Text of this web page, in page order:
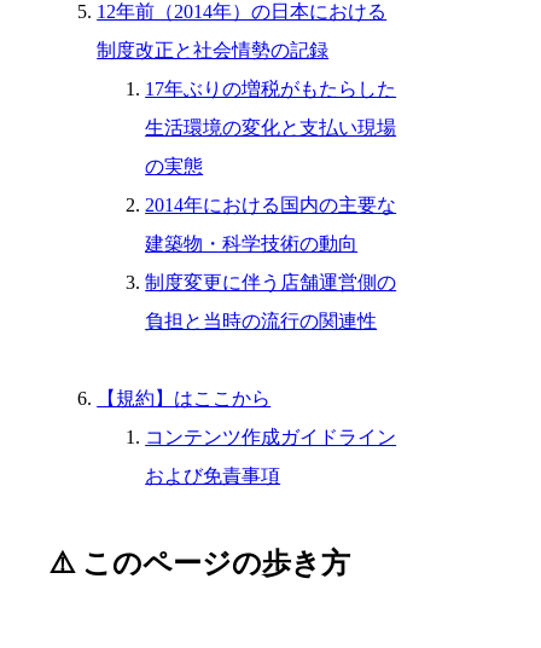
12年前（2014年）の日本における
制度改正と社会情勢の記録
17年ぶりの増税がもたらした
生活環境の変化と支払い現場
の実態
2014年における国内の主要な
建築物・科学技術の動向
制度変更に伴う店舗運営側の
負担と当時の流行の関連性
【規約】はここから
コンテンツ作成ガイドライン
および免責事項
⚠️ このページの歩き方